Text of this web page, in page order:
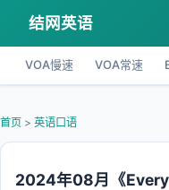
结网英语
VOA慢速 VOA常速
首页 > 英语口语
2024年08月《